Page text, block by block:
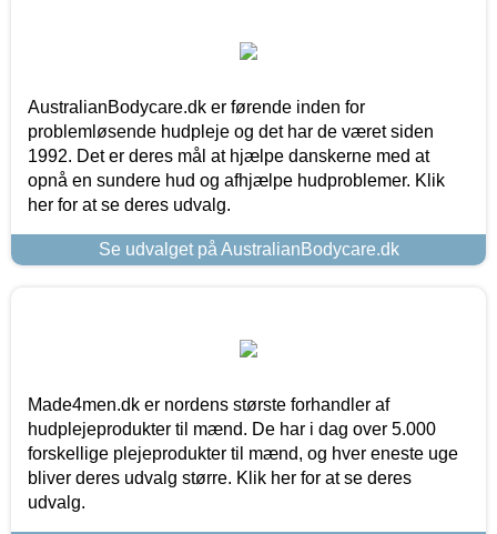
AustralianBodycare.dk er førende inden for
problemløsende hudpleje og det har de været siden
1992. Det er deres mål at hjælpe danskerne med at
opnå en sundere hud og afhjælpe hudproblemer. Klik
her for at se deres udvalg.
Se udvalget på AustralianBodycare.dk
Made4men.dk er nordens største forhandler af
hudplejeprodukter til mænd. De har i dag over 5.000
forskellige plejeprodukter til mænd, og hver eneste uge
bliver deres udvalg større. Klik her for at se deres
udvalg.